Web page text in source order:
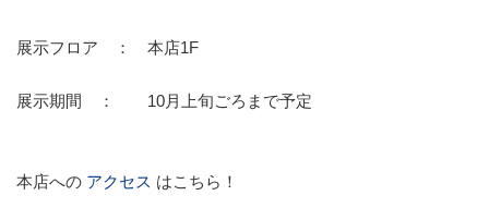
展示フロア ： 本店1F
展示期間 ： 10月上旬ごろまで予定
本店への アクセス はこちら！